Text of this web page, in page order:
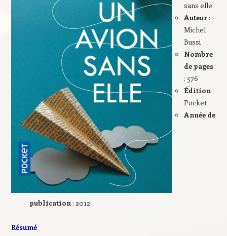
sans elle
Auteur:
Michel
Bussi
Nombre
de pages
: 576
Édition:
Pocket
Année de
publication: 2012
Résumé